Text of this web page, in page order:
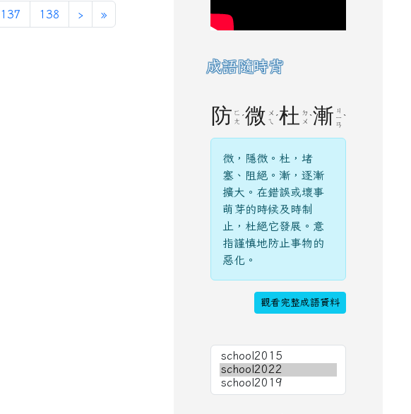
137 138 ›下一頁
»最後頁
成語隨時背
防 ㄈ
ㄤ ˊ微 ㄨ
ㄟ ˊ杜 ㄉ
ㄨ ˋ漸 ㄐ
ㄧ
ㄢ
ˋ
微，隱微。杜，堵
塞、阻絕。漸，逐漸
擴大。在錯誤或壞事
萌芽的時候及時制
止，杜絕它發展。意
指謹慎地防止事物的
惡化。
觀看完整成語資料